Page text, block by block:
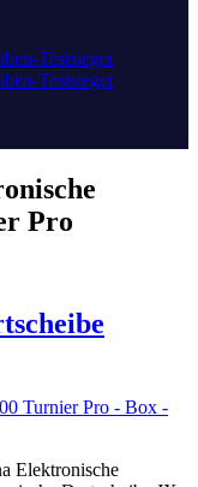
Pro
Elektronische